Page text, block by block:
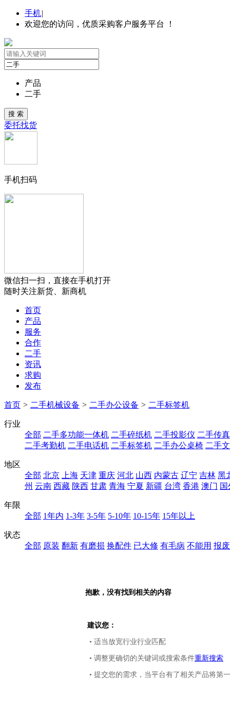
手机|
欢迎您的访问，优质采购客户服务平台 ！
产品
二手
委托找货
手机扫码
微信扫一扫，直接在手机打开
随时关注新货、新商机
首页
产品
服务
合作
二手
资讯
求购
发布
首页 > 二手机械设备 > 二手办公设备 > 二手标签机
行业
全部 二手多功能一体机 二手碎纸机 二手投影仪 二手传
二手考勤机 二手电话机 二手标签机 二手办公桌椅 二手
地区
全部 北京 上海 天津 重庆 河北 山西 内蒙古 辽宁 吉林 黑
州 云南 西藏 陕西 甘肃 青海 宁夏 新疆 台湾 香港 澳门 国
年限
全部 1年内 1-3年 3-5年 5-10年 10-15年 15年以上
状态
全部 原装 翻新 有磨损 换配件 已大修 有毛病 不能用 报
抱歉，没有找到相关的内容
建议您：
• 适当放宽行业行业匹配
• 调整更确切的关键词或搜索条件重新搜索
• 提交您的需求，当平台有了相关产品将第